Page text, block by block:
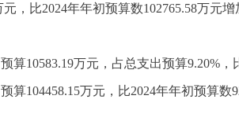
元，比2024年年初预算数102765.58万
算10583.19万元，占总支出预算9.20%
算104458.15万元，比2024年年初预算数